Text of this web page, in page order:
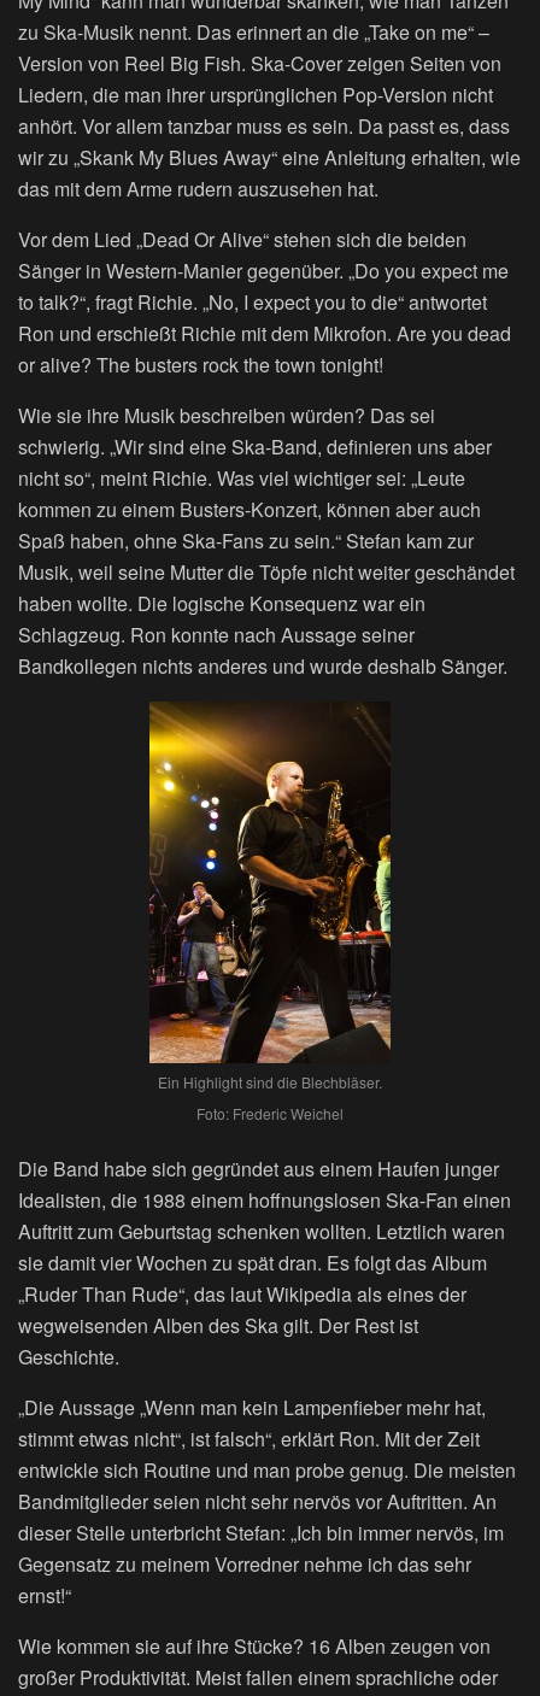
zu Ska-Musik nennt. Das erinnert an die „Take on me“ –
Version von Reel Big Fish. Ska-Cover zeigen Seiten von
Liedern, die man ihrer ursprünglichen Pop-Version nicht
anhört. Vor allem tanzbar muss es sein. Da passt es, dass
wir zu „Skank My Blues Away“ eine Anleitung erhalten, wie
das mit dem Arme rudern auszusehen hat.
Vor dem Lied „Dead Or Alive“ stehen sich die beiden
Sänger in Western-Manier gegenüber. „Do you expect me
to talk?“, fragt Richie. „No, I expect you to die“ antwortet
Ron und erschießt Richie mit dem Mikrofon. Are you dead
or alive? The busters rock the town tonight!
Wie sie ihre Musik beschreiben würden? Das sei
schwierig. „Wir sind eine Ska-Band, definieren uns aber
nicht so“, meint Richie. Was viel wichtiger sei: „Leute
kommen zu einem Busters-Konzert, können aber auch
Spaß haben, ohne Ska-Fans zu sein.“ Stefan kam zur
Musik, weil seine Mutter die Töpfe nicht weiter geschändet
haben wollte. Die logische Konsequenz war ein
Schlagzeug. Ron konnte nach Aussage seiner
Bandkollegen nichts anderes und wurde deshalb Sänger.
Ein Highlight sind die Blechbläser.
Foto: Frederic Weichel
Die Band habe sich gegründet aus einem Haufen junger
Idealisten, die 1988 einem hoffnungslosen Ska-Fan einen
Auftritt zum Geburtstag schenken wollten. Letztlich waren
sie damit vier Wochen zu spät dran. Es folgt das Album
„Ruder Than Rude“, das laut Wikipedia als eines der
wegweisenden Alben des Ska gilt. Der Rest ist
Geschichte.
„Die Aussage „Wenn man kein Lampenfieber mehr hat,
stimmt etwas nicht“, ist falsch“, erklärt Ron. Mit der Zeit
entwickle sich Routine und man probe genug. Die meisten
Bandmitglieder seien nicht sehr nervös vor Auftritten. An
dieser Stelle unterbricht Stefan: „Ich bin immer nervös, im
Gegensatz zu meinem Vorredner nehme ich das sehr
ernst!“
Wie kommen sie auf ihre Stücke? 16 Alben zeugen von
großer Produktivität. Meist fallen einem sprachliche oder